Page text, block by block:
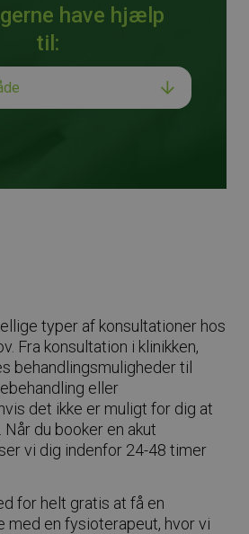
have hjælp
til:
typer af konsultationer hos
Fra konsultation i klinikken,
behandlingsmuligheder til
eller
det ikke er muligt for dig at
du booker en akut
vi dig indenfor 24-48 timer
for helt gratis at få en
med en fysioterapeut, hvor vi